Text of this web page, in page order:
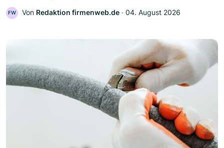
FW Von Redaktion firmenweb.de ‧ 04. August 2026